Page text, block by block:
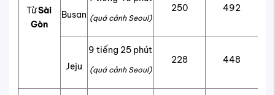
TừSài
Gòn
Busan (quá cảnh Seoul)
250 492
Jeju
9 tiếng 25 phút
(quá cảnh Seoul)
228 448